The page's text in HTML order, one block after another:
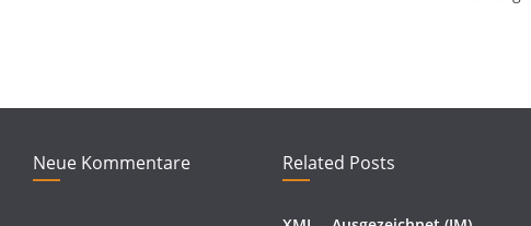
Neue Kommentare Related Posts